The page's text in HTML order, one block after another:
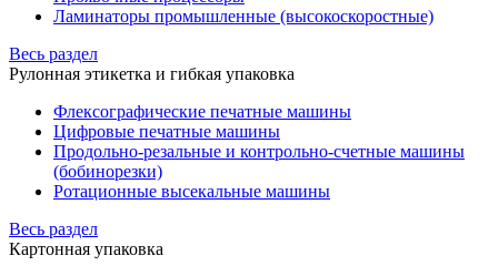
Ламинаторы промышленные (высокоскоростные)
Весь раздел
Рулонная этикетка и гибкая упаковка
Флексографические печатные машины
Цифровые печатные машины
Продольно-резальные и контрольно-счетные машины
(бобинорезки)
Ротационные высекальные машины
Весь раздел
Картонная упаковка